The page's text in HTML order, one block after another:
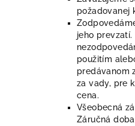
požadovanej
jeho prevzatí.
použitím
predávanom
za vady, pre
cena.
Všeobecná
Záručná